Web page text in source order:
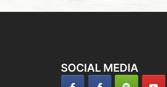
SOCIAL MEDIA